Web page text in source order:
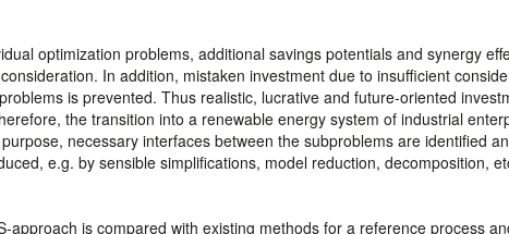
optimization problems, additional savings potentials and synergy
In addition, mistaken investment due to insufficient
is prevented. Thus realistic, lucrative and future-oriented
the transition into a renewable energy system of industrial
necessary interfaces between the subproblems are identified
e.g. by sensible simplifications, model reduction, decomposition,
approach is compared with existing methods for a reference process